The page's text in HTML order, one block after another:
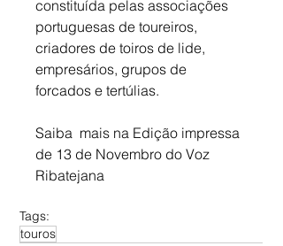
constituída pelas associações
portuguesas de toureiros,
criadores de toiros de lide,
empresários, grupos de
forcados e tertúlias.
Saiba  mais na Edição impressa
de 13 de Novembro do Voz
Ribatejana
Tags:
touros